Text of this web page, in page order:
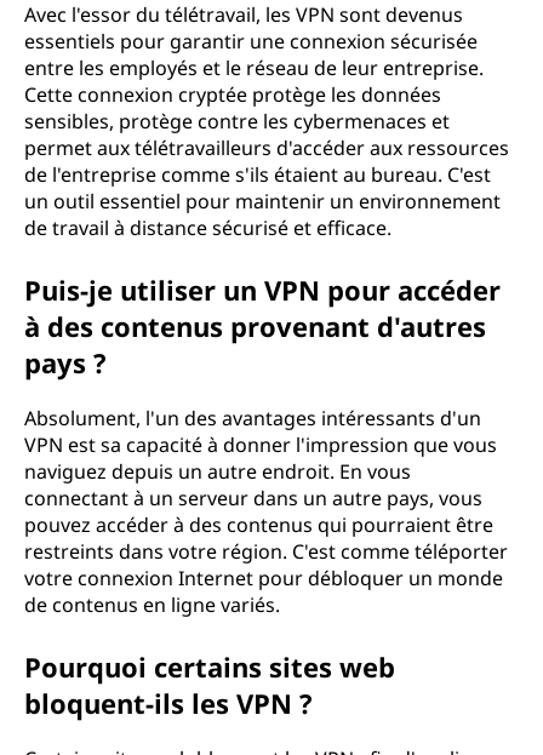
Avec l'essor du télétravail, les VPN sont devenus
essentiels pour garantir une connexion sécurisée
entre les employés et le réseau de leur entreprise.
Cette connexion cryptée protège les données
sensibles, protège contre les cybermenaces et
permet aux télétravailleurs d'accéder aux ressources
de l'entreprise comme s'ils étaient au bureau. C'est
un outil essentiel pour maintenir un environnement
de travail à distance sécurisé et efficace.
Puis-je utiliser un VPN pour accéder
à des contenus provenant d'autres
pays ?
Absolument, l'un des avantages intéressants d'un
VPN est sa capacité à donner l'impression que vous
naviguez depuis un autre endroit. En vous
connectant à un serveur dans un autre pays, vous
pouvez accéder à des contenus qui pourraient être
restreints dans votre région. C'est comme téléporter
votre connexion Internet pour débloquer un monde
de contenus en ligne variés.
Pourquoi certains sites web
bloquent-ils les VPN ?